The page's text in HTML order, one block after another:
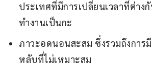
ประเทศที่มีการเปลี่ยนเวลาที่ต่าง
ทำงานเป็นกะ
ภาวะอดนอนสะสม ซึ่งรวมถึงการ
หลับที่ไม่เหมาะสม